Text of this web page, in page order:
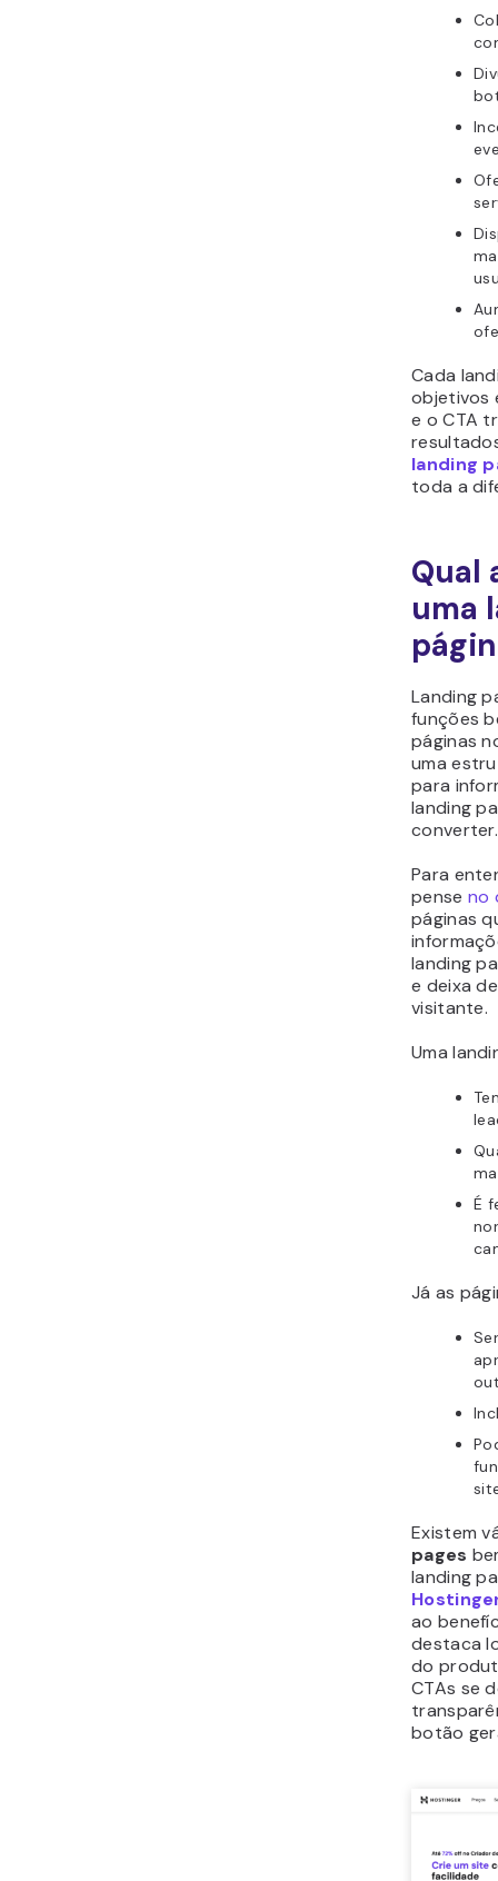
Cada
objetivos
e o CTA
landing
toda a
Qual
uma
Landing
funções
páginas
uma
para
landing
converter.
Para
pense no
páginas
landing
e deixa
visitante.
Uma
É
Já as
Existem
pages
landing
ao
destaca
do
CTAs se
botão